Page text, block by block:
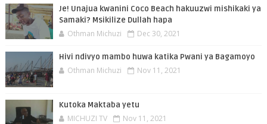
Je! Unajua kwanini Coco Beach hakuuzwi mishikaki ya
Samaki? Msikilize Dullah hapa
Othman Michuzi Dec 30, 2021
Hivi ndivyo mambo huwa katika Pwani ya Bagamoyo
Othman Michuzi Nov 11, 2021
Kutoka Maktaba yetu
MICHUZI TV Nov 11, 2021